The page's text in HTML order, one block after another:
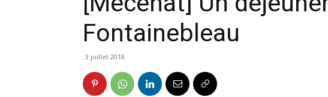
Fontainebleau
3 juillet 2018